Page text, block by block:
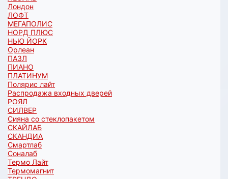
Лондон
ЛОФТ
МЕГАПОЛИС
НОРД ПЛЮС
НЬЮ ЙОРК
Орлеан
ПАЗЛ
ПИАНО
ПЛАТИНУМ
Полярис лайт
Распродажа входных дверей
РОЯЛ
СИЛВЕР
Сияна со стеклопакетом
СКАЙЛАБ
СКАНДИA
Смартлаб
Соналаб
Термо Лайт
Термомагнит